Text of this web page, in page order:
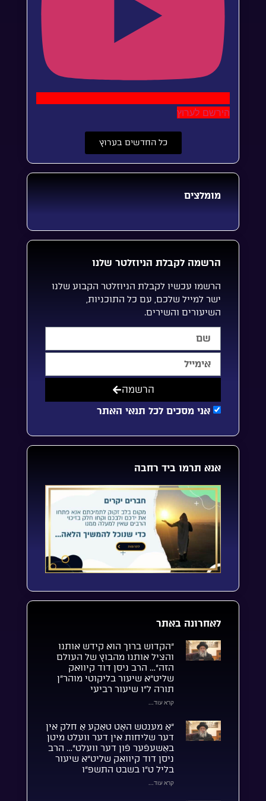
הירשם לערוץ
כל החדשים בערוץ
מומלצים
הרשמה לקבלת הניוזלטר שלנו
הרשמו עכשיו לקבלת הניוזלטר הקבוע שלנו
ישר למייל שלכם, עם כל התוכניות,
השיעורים והשירים.
אני מסכים לכל תנאי האתר
הרשמה
אנא תרמו ביד רחבה
לאחרונה באתר
“הקדוש ברוך הוא קידש אותנו
והציל אותנו מהבוץ של העולם
הזה”… הרב ניסן דוד קיוואק
שליט”א שיעור בליקוטי מוהר”ן
תורה ל”ו שיעור רביעי
קרא עוד...
“אַ מענטש האָט טאַקע אַ חלק אין
דער שליחות אין דער וועלט מיטן
באַשעפֿער פֿון דער וועלט”… הרב
ניסן דוד קיוואק שליט”א שיעור
בליל ט”ו בשבט התשפ”ו
קרא עוד...